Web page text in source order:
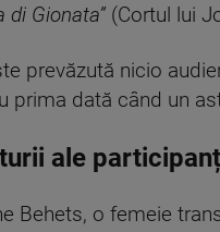
di Gionata” (Cortul lui
prevăzută nicio
prima dată când un
ale
Behets, o femeie